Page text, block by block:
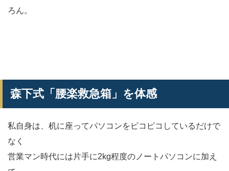
ろん。
森下式「腰楽救急箱」を体感
私自身は、机に座ってパソコンをピコピコしているだけで
なく
営業マン時代には片手に2kg程度のノートパソコンに加え